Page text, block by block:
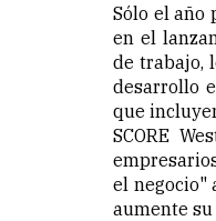
Sólo el año
en el
de trabajo,
desarrollo
que
SCORE
el negocio"
aumente su